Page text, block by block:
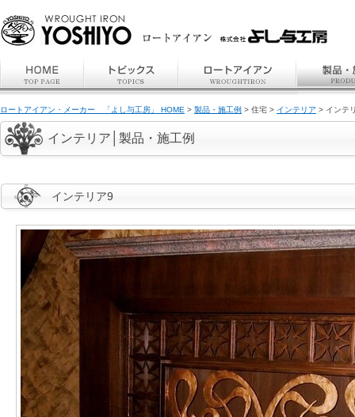
ロートアイアン・メーカー 「よし与工房」 HOME > 製品・施工例 > 住宅 > インテリア > インテ
インテリア│製品・施工例
インテリア9